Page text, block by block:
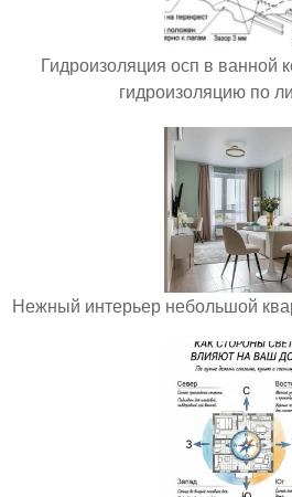
Гидроизоляция осп в ванной
гидроизоляцию по
Нежный интерьер небольшой